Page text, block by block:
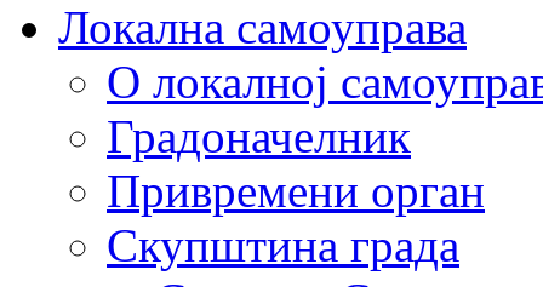
Локална самоуправа
О локалној
Градоначелник
Привремени орган
Скупштина града